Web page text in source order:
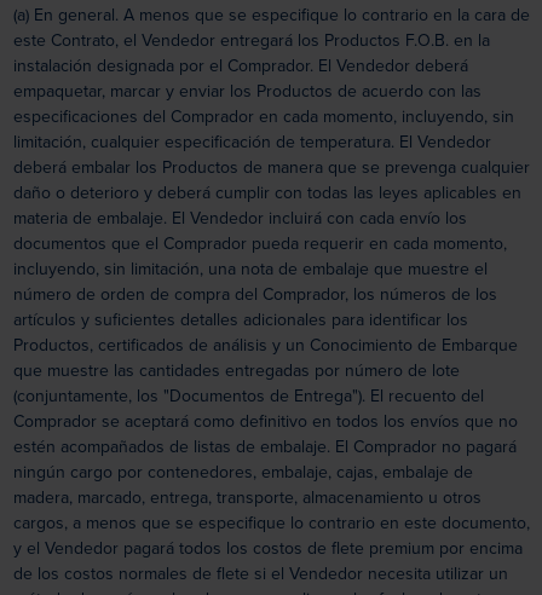
(a) En general. A menos que se especifique lo contrario en la cara de
este Contrato, el Vendedor entregará los Productos F.O.B. en la
instalación designada por el Comprador. El Vendedor deberá
empaquetar, marcar y enviar los Productos de acuerdo con las
especificaciones del Comprador en cada momento, incluyendo, sin
limitación, cualquier especificación de temperatura. El Vendedor
deberá embalar los Productos de manera que se prevenga cualquier
daño o deterioro y deberá cumplir con todas las leyes aplicables en
materia de embalaje. El Vendedor incluirá con cada envío los
documentos que el Comprador pueda requerir en cada momento,
incluyendo, sin limitación, una nota de embalaje que muestre el
número de orden de compra del Comprador, los números de los
artículos y suficientes detalles adicionales para identificar los
Productos, certificados de análisis y un Conocimiento de Embarque
que muestre las cantidades entregadas por número de lote
(conjuntamente, los "Documentos de Entrega"). El recuento del
Comprador se aceptará como definitivo en todos los envíos que no
estén acompañados de listas de embalaje. El Comprador no pagará
ningún cargo por contenedores, embalaje, cajas, embalaje de
madera, marcado, entrega, transporte, almacenamiento u otros
cargos, a menos que se especifique lo contrario en este documento,
y el Vendedor pagará todos los costos de flete premium por encima
de los costos normales de flete si el Vendedor necesita utilizar un